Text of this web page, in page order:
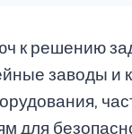
решению
заводы